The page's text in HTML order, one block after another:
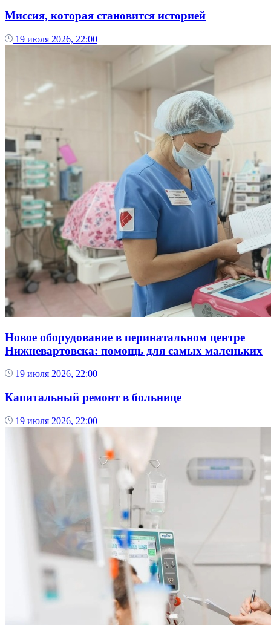
Миссия, которая становится историей
19 июля 2026, 22:00
Новое оборудование в перинатальном центре
Нижневартовска: помощь для самых маленьких
19 июля 2026, 22:00
Капитальный ремонт в больнице
19 июля 2026, 22:00